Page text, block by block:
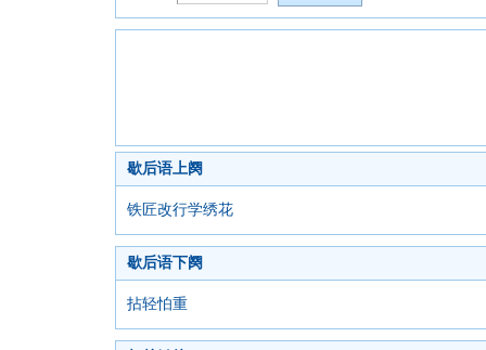
歇后语上阕
铁匠改行学绣花
歇后语下阕
拈轻怕重